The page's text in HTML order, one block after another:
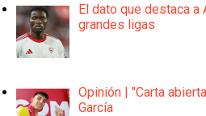
El dato que destaca a
grandes ligas
Opinión | "Carta
García